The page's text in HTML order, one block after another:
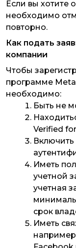
Если вы хотите
необходимо
повторно.
Как подать
компании
Чтобы
программе
необходимо:
Быть не
Verified
Иметь
учетной
учетная
срок
Иметь